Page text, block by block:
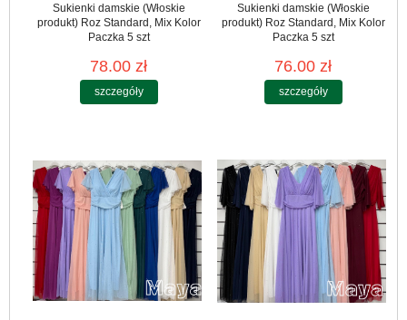
Sukienki damskie (Włoskie
produkt) Roz Standard, Mix Kolor
Paczka 5 szt
78.00 zł
szczegóły
Sukienki damskie (Włoskie
produkt) Roz Standard, Mix Kolor
Paczka 5 szt
76.00 zł
szczegóły